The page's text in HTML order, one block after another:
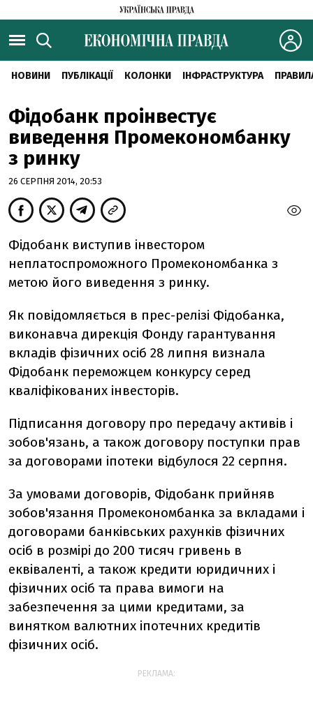
НОВИНИ ПУБЛІКАЦІЇ КОЛОНКИ ІНФРАСТРУКТУРА
Фідобанк проінвестує
виведення Промекономбанку
з ринку
26 СЕРПНЯ 2014, 20:53
Фідобанк виступив інвестором
неплатоспроможного Промекономбанка з
метою його виведення з ринку.
Як повідомляється в прес-релізі Фідобанка,
виконавча дирекція Фонду гарантування
вкладів фізичних осіб 28 липня визнала
Фідобанк переможцем конкурсу серед
кваліфікованих інвесторів.
Підписання договору про передачу активів і
зобов'язань, а також договору поступки прав
за договорами іпотеки відбулося 22 серпня.
За умовами договорів, Фідобанк прийняв
зобов'язання Промекономбанка за вкладами і
договорами банківських рахунків фізичних
осіб в розмірі до 200 тисяч гривень в
еквіваленті, а також кредити юридичних і
фізичних осіб та права вимоги на
забезпечення за цими кредитами, за
винятком валютних іпотечних кредитів
фізичних осіб.
РЕКЛАМА: